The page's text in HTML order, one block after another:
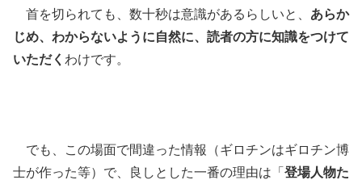
首を切られても、数十秒は意識があるらしいと、 あらか
じめ、わからないように自然に、読者の方に知識をつけて
いただく わけです。
でも、この場面で間違った情報（ギロチンはギロチン博
士が作った等）で、良しとした一番の理由は「 登場人物た